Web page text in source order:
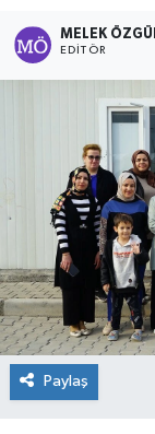
MELEK
EDITÖR
Paylaş
Spor
Tarih -